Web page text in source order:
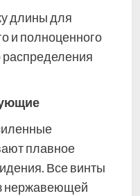
длины для
и полноценного
распределения
плавное
Все винты
нержавеющей